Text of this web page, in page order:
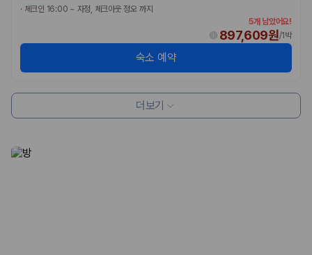
· 체크인 16:00 ~ 자정, 체크아웃 정오 까지
5개 남았어요!
897,609원/1박
숙소 예약
더보기